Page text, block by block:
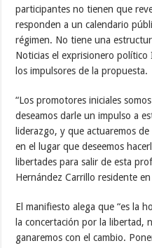
participantes no tienen que
responden a un calendario
régimen. No tiene una
Noticias el exprisionero
los impulsores de la propuesta.
“Los promotores iniciales
deseamos darle un impulso a
liderazgo, y que actuaremos
en el lugar que deseemos
libertades para salir de esta
Hernández Carrillo residente
El manifiesto alega que “es la
la concertación por la libertad,
ganaremos con el cambio.